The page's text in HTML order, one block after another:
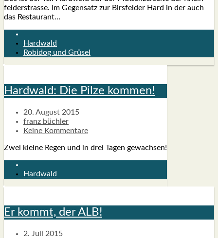
fel­d­er­stras­se. Im Gegen­satz zur Birs­fel­der Hard in der auch
das Restau­rant…
Hardwald
Robidog und Grüsel
Hard­wald: Die Pil­ze kom­men!
20. August 2015
franz büchler
Keine Kommentare
Zwei klei­ne Regen und in drei Tagen gewach­sen!
Hardwald
Er kommt, der ALB!
2. Juli 2015